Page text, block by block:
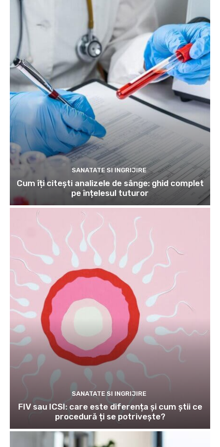
SANATATE SI INGRIJIRE
Cum îți citești analizele de sânge: ghid complet
pe înțelesul tuturor
SANATATE SI INGRIJIRE
FIV sau ICSI: care este diferența și cum știi ce
procedură ți se potrivește?